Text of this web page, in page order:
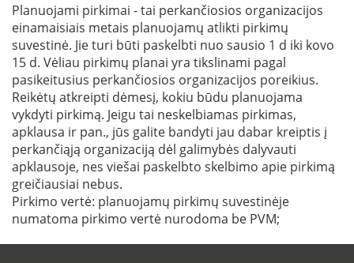
Planuojami pirkimai - tai perkančiosios organizacijos
einamaisiais metais planuojamų atlikti pirkimų
suvestinė. Jie turi būti paskelbti nuo sausio 1 d iki kovo
15 d. Vėliau pirkimų planai yra tikslinami pagal
pasikeitusius perkančiosios organizacijos poreikius.
Reikėtų atkreipti dėmesį, kokiu būdu planuojama
vykdyti pirkimą. Jeigu tai neskelbiamas pirkimas,
apklausa ir pan., jūs galite bandyti jau dabar kreiptis į
perkančiąją organizaciją dėl galimybės dalyvauti
apklausoje, nes viešai paskelbto skelbimo apie pirkimą
greičiausiai nebus.
Pirkimo vertė: planuojamų pirkimų suvestinėje
numatoma pirkimo vertė nurodoma be PVM;